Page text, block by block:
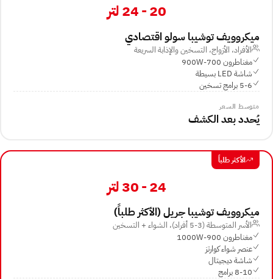
20 - 24 لتر
ميكروويف توشيبا سولو اقتصادي
الأفراد، الأزواج، التسخين والإذابة السريعة
مغناطرون 700-900W
شاشة LED بسيطة
5-6 برامج تسخين
متوسط السعر
يُحدد بعد الكشف
الأكثر طلباً
24 - 30 لتر
ميكروويف توشيبا جريل (الأكثر طلباً)
الأسر المتوسطة (3-5 أفراد)، الشواء + التسخين
مغناطرون 900-1000W
عنصر شواء كوارتز
شاشة ديجيتال
8-10 برامج